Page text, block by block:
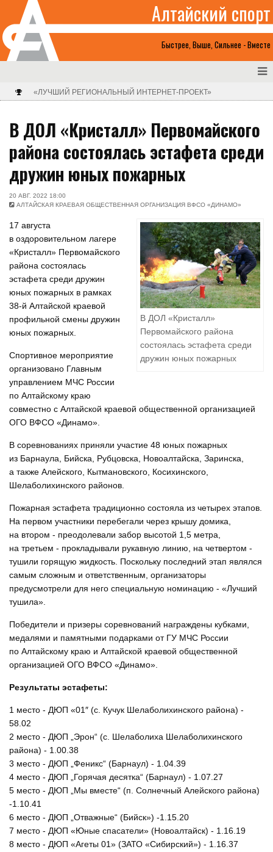
Быстрее, Выше, Сильнее - Вместе
Алтайский спорт
«ЛУЧШИЙ РЕГИОНАЛЬНЫЙ ИНТЕРНЕТ-ПРОЕКТ»
В ДОЛ «Кристалл» Первомайского
района состоялась эстафета среди
дружин юных пожарных
20 АВГ. 2022 18:00
АЛТАЙСКАЯ КРАЕВАЯ ОБЩЕСТВЕННАЯ ОРГАНИЗАЦИЯ ВФСО «ДИНАМО»
В ДОЛ «Кристалл»
Первомайского района
состоялась эстафета среди
дружин юных пожарных
17 августа
в оздоровительном лагере
«Кристалл» Первомайского
района состоялась
эстафета среди дружин
юных пожарных в рамках
38-й Алтайской краевой
профильной смены дружин
юных пожарных.
Спортивное мероприятие
организовано Главным
управлением МЧС России
по Алтайскому краю
совместно с Алтайской краевой общественной организацией
ОГО ВФСО «Динамо».
В соревнованиях приняли участие 48 юных пожарных
из Барнаула, Бийска, Рубцовска, Новоалтайска, Заринска,
а также Алейского, Кытмановского, Косихинского,
Шелаболихинского районов.
Пожарная эстафета традиционно состояла из четырех этапов.
На первом участники перебегали через крышу домика,
на втором - преодолевали забор высотой 1,5 метра,
на третьем - прокладывали рукавную линию, на четвертом -
тушили горящую жидкость. Поскольку последний этап являлся
самым сложным и ответственным, организаторы
предусмотрели для него специальную номинацию - «Лучший
тушила».
Победители и призеры соревнований награждены кубками,
медалями и памятными подарками от ГУ МЧС России
по Алтайскому краю и Алтайской краевой общественной
организацией ОГО ВФСО «Динамо».
Результаты эстафеты:
1 место - ДЮП «01″ (с. Кучук Шелаболихинского района) -
58.02
2 место - ДЮП „Эрон“ (с. Шелаболиха Шелаболихинского
района) - 1.00.38
3 место - ДЮП „Феникс“ (Барнаул) - 1.04.39
4 место - ДЮП „Горячая десятка“ (Барнаул) - 1.07.27
5 место - ДЮП „Мы вместе“ (п. Солнечный Алейского района)
-1.10.41
6 место - ДЮП „Отважные“ (Бийск») -1.15.20
7 место - ДЮП «Юные спасатели» (Новоалтайск) - 1.16.19
8 место - ДЮП «Агеты 01» (ЗАТО «Сибирский») - 1.16.37